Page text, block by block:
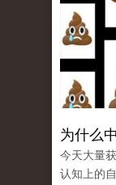
为什么
今天大量
认知上的